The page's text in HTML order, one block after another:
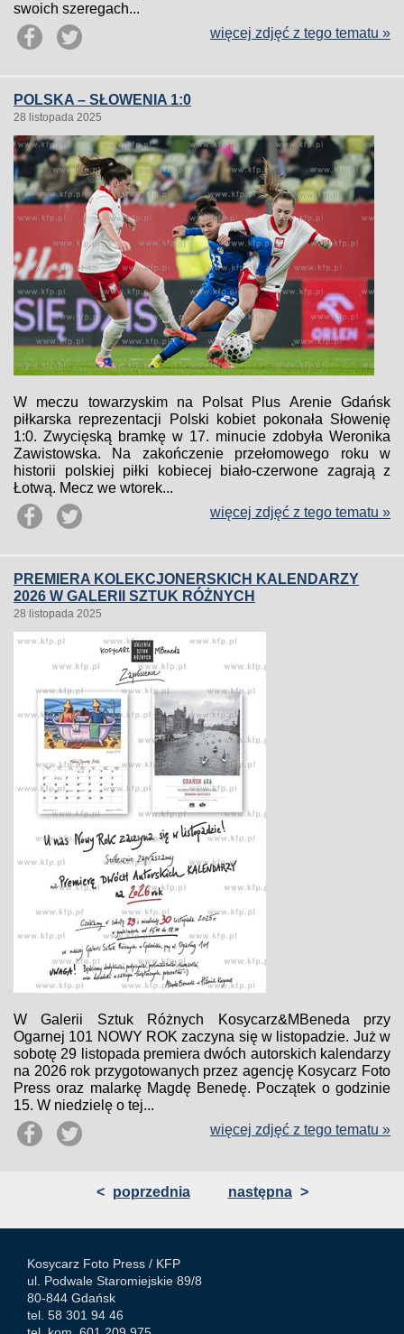
swoich szeregach...
więcej zdjęć z tego tematu »
POLSKA – SŁOWENIA 1:0
28 listopada 2025
W meczu towarzyskim na Polsat Plus Arenie Gdańsk
piłkarska reprezentacji Polski kobiet pokonała Słowenię
1:0. Zwycięską bramkę w 17. minucie zdobyła Weronika
Zawistowska. Na zakończenie przełomowego roku w
historii polskiej piłki kobiecej biało-czerwone zagrają z
Łotwą. Mecz we wtorek...
więcej zdjęć z tego tematu »
PREMIERA KOLEKCJONERSKICH KALENDARZY
2026 W GALERII SZTUK RÓŻNYCH
28 listopada 2025
W Galerii Sztuk Różnych Kosycarz&MBeneda przy
Ogarnej 101 NOWY ROK zaczyna się w listopadzie. Już w
sobotę 29 listopada premiera dwóch autorskich kalendarzy
na 2026 rok przygotowanych przez agencję Kosycarz Foto
Press oraz malarkę Magdę Benedę. Początek o godzinie
15. W niedzielę o tej...
więcej zdjęć z tego tematu »
< poprzednia następna >
Kosycarz Foto Press / KFP
ul. Podwale Staromiejskie 89/8
80-844 Gdańsk
tel. 58 301 94 46